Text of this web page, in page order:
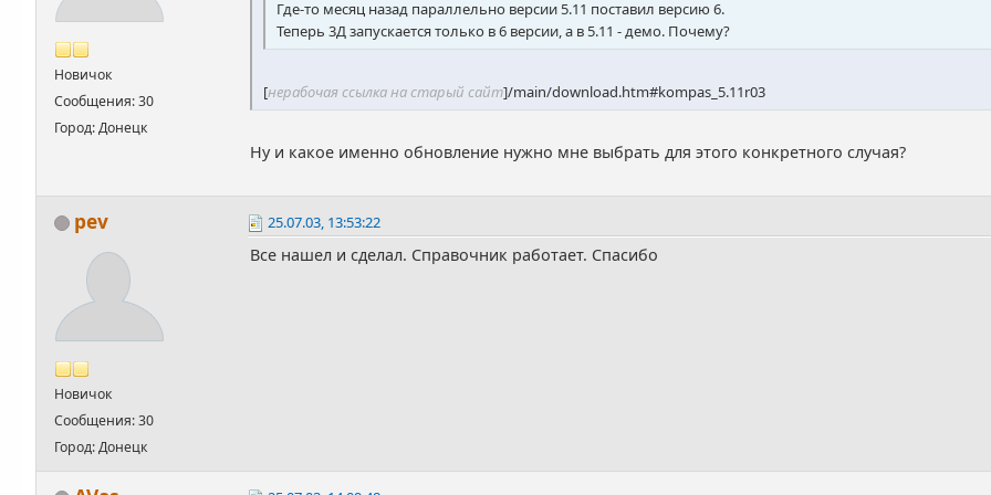
Новичок
Сообщения: 30
Город: Донецк
Где-то месяц назад параллельно версии 5.11 поставил версию 6.
Теперь 3Д запускается только в 6 версии, а в 5.11 - демо. Почему?
[нерабочая ссылка на старый сайт]/main/download.htm#kompas_5.11r03
Ну и какое именно обновление нужно мне выбрать для этого конкретного случая?
pev
Новичок
Сообщения: 30
Город: Донецк
25.07.03, 13:53:22
Все нашел и сделал. Справочник работает. Спасибо